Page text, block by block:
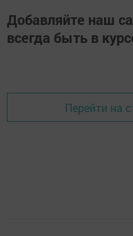
Добавляйте наш
всегда быть в
Перейти на